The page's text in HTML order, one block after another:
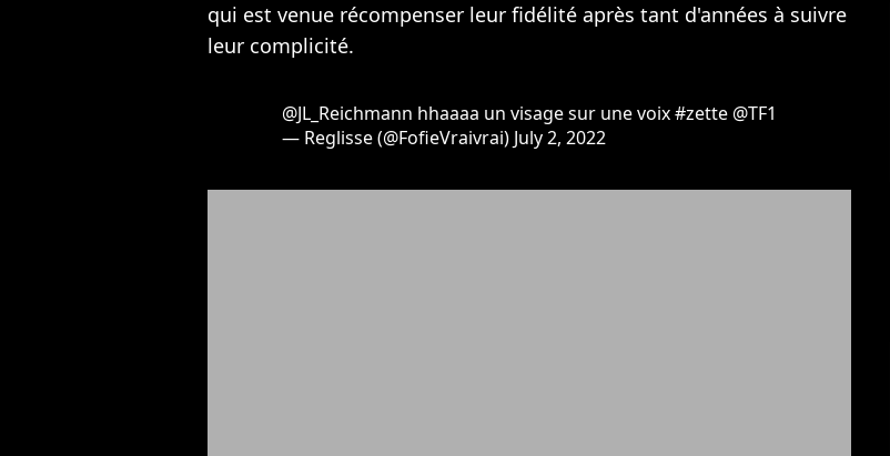
qui est venue récompenser leur fidélité après tant d'années à suivre
leur complicité.
@JL_Reichmann hhaaaa un visage sur une voix#zette @TF1
— Reglisse (@FofieVraivrai) July 2, 2022